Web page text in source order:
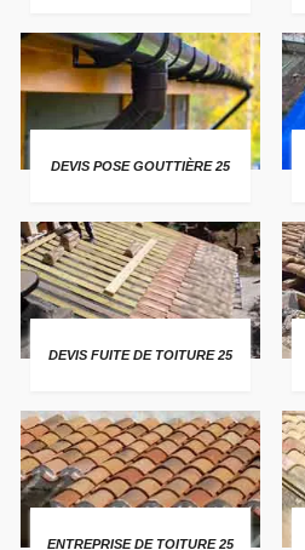
DEVIS POSE GOUTTIÈRE 25
DEVIS FUITE DE TOITURE 25
ENTREPRISE DE TOITURE 25